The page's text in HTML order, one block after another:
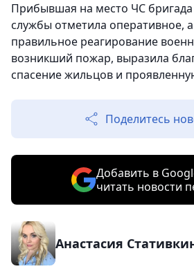
Прибывшая на место ЧС
службы отметила оперативное,
правильное реагирование
возникший пожар, выразила
спасение жильцов и
Поделитесь
Добавить в
читать новости
Анастасия